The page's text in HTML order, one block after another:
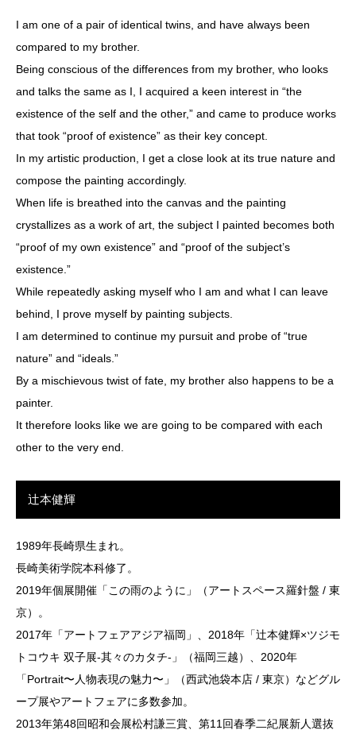
I am one of a pair of identical twins, and have always been
compared to my brother.
Being conscious of the differences from my brother, who looks
and talks the same as I, I acquired a keen interest in “the
existence of the self and the other,” and came to produce works
that took “proof of existence” as their key concept.
In my artistic production, I get a close look at its true nature and
compose the painting accordingly.
When life is breathed into the canvas and the painting
crystallizes as a work of art, the subject I painted becomes both
“proof of my own existence” and “proof of the subject’s
existence.”
While repeatedly asking myself who I am and what I can leave
behind, I prove myself by painting subjects.
I am determined to continue my pursuit and probe of “true
nature” and “ideals.”
By a mischievous twist of fate, my brother also happens to be a
painter.
It therefore looks like we are going to be compared with each
other to the very end.
辻本健輝
1989年長崎県生まれ。
長崎美術学院本科修了。
2019年個展開催「この雨のように」（アートスペース羅針盤 / 東
京）。
2017年「アートフェアアジア福岡」、2018年「辻本健輝×ツジモ
トコウキ 双子展-其々のカタチ-」（福岡三越）、2020年
「Portrait〜人物表現の魅力〜」（西武池袋本店 / 東京）などグル
ープ展やアートフェアに多数参加。
2013年第48回昭和会展松村謙三賞、第11回春季二紀展新人選抜